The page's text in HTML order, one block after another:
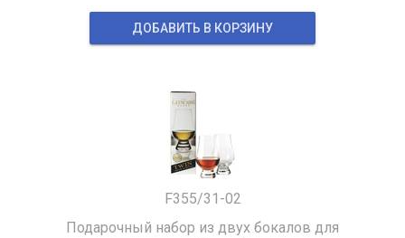
ДОБАВИТЬ В КОРЗИНУ
F355/31-02
Подарочный набор из двух бокалов для